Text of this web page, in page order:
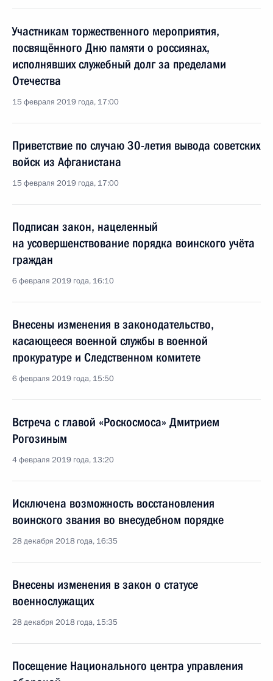
Участникам торжественного мероприятия,
посвящённого Дню памяти о россиянах,
исполнявших служебный долг за пределами
Отечества
15 февраля 2019 года, 17:00
Приветствие по случаю 30-летия вывода советских
войск из Афганистана
15 февраля 2019 года, 17:00
Подписан закон, нацеленный
на усовершенствование порядка воинского учёта
граждан
6 февраля 2019 года, 16:10
Внесены изменения в законодательство,
касающееся военной службы в военной
прокуратуре и Следственном комитете
6 февраля 2019 года, 15:50
Встреча с главой «Роскосмоса» Дмитрием
Рогозиным
4 февраля 2019 года, 13:20
Исключена возможность восстановления
воинского звания во внесудебном порядке
28 декабря 2018 года, 16:35
Внесены изменения в закон о статусе
военнослужащих
28 декабря 2018 года, 15:35
Посещение Национального центра управления